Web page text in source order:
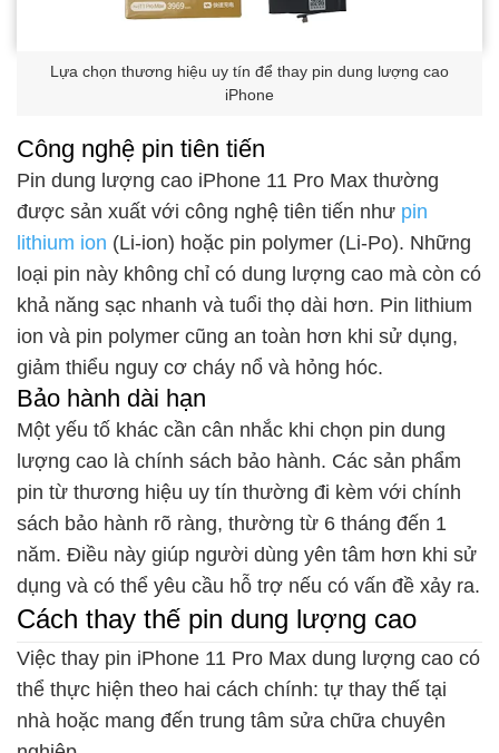
Lựa chọn thương hiệu uy tín để thay pin dung lượng cao
iPhone
Công nghệ pin tiên tiến
Pin dung lượng cao iPhone 11 Pro Max thường
được sản xuất với công nghệ tiên tiến như pin
lithium ion (Li-ion) hoặc pin polymer (Li-Po). Những
loại pin này không chỉ có dung lượng cao mà còn có
khả năng sạc nhanh và tuổi thọ dài hơn. Pin lithium
ion và pin polymer cũng an toàn hơn khi sử dụng,
giảm thiểu nguy cơ cháy nổ và hỏng hóc.
Bảo hành dài hạn
Một yếu tố khác cần cân nhắc khi chọn pin dung
lượng cao là chính sách bảo hành. Các sản phẩm
pin từ thương hiệu uy tín thường đi kèm với chính
sách bảo hành rõ ràng, thường từ 6 tháng đến 1
năm. Điều này giúp người dùng yên tâm hơn khi sử
dụng và có thể yêu cầu hỗ trợ nếu có vấn đề xảy ra.
Cách thay thế pin dung lượng cao
Việc thay pin iPhone 11 Pro Max dung lượng cao có
thể thực hiện theo hai cách chính: tự thay thế tại
nhà hoặc mang đến trung tâm sửa chữa chuyên